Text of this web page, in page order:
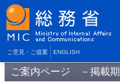
ご意見・ご提案 ENGLISH
ご案内ページ －掲載